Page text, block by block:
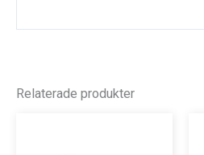
Relaterade produkter